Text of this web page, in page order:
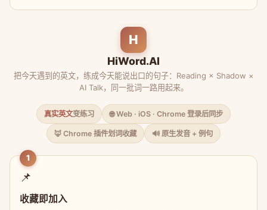
H
HiWord.AI
把今天遇到的英文，练成今天能说出口的句子：Reading × Shadow ×
AI Talk，同一批词一路用起来。
真实英文变练习 🌐 Web · iOS · Chrome 登录后同步
🦊 Chrome 插件划词收藏 🔊 原生发音 + 例句
1
📌
收藏即加入